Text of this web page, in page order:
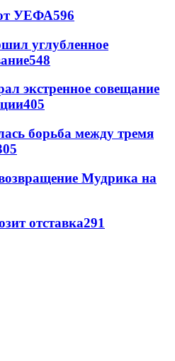
УЕФА596
углубленное
548
экстренное совещание
405
борьба между тремя
Мудрика на
отставка291